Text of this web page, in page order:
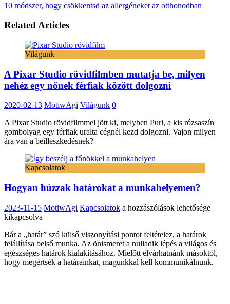
10 módszer, hogy csökkentsd az allergéneket az otthonodban
Related Articles
Világunk
A Pixar Studio rövidfilmben mutatja be, milyen
nehéz egy nőnek férfiak között dolgozni
2020-02-13 MotiwAgi Világunk 0
A Pixar Studio rövidfilmmel jött ki, melyben Purl, a kis rózsaszín
gombolyag egy férfiak uralta cégnél kezd dolgozni. Vajon milyen
ára van a beilleszkedésnek?
Kapcsolatok
Hogyan húzzak határokat a munkahelyemen?
2023-11-15 MotiwAgi Kapcsolatok Hogyan
a
munkahelyemen?
bejegyzéshez
a hozzászólások lehetősége
kikapcsolva
Bár a „határ” szó külső viszonyítási pontot feltételez, a határok
felállítása belső munka. Az önismeret a nulladik lépés a világos és
egészséges határok kialakításához. Mielőtt elvárhatnánk másoktól,
hogy megértsék a határainkat, magunkkal kell kommunikálnunk.